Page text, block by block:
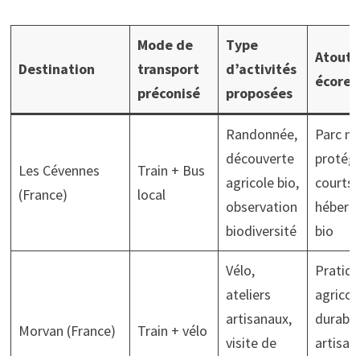
Destination
Mode de
transport
préconisé
Type
d’activités
proposées
Atouts
Les Cévennes
(France)
Train + Bus
local
Randonnée,
découverte
agricole bio,
observation
biodiversité
Parc
courts,
bio
Morvan (France) Train + vélo
Vélo,
ateliers
artisanaux,
visite de